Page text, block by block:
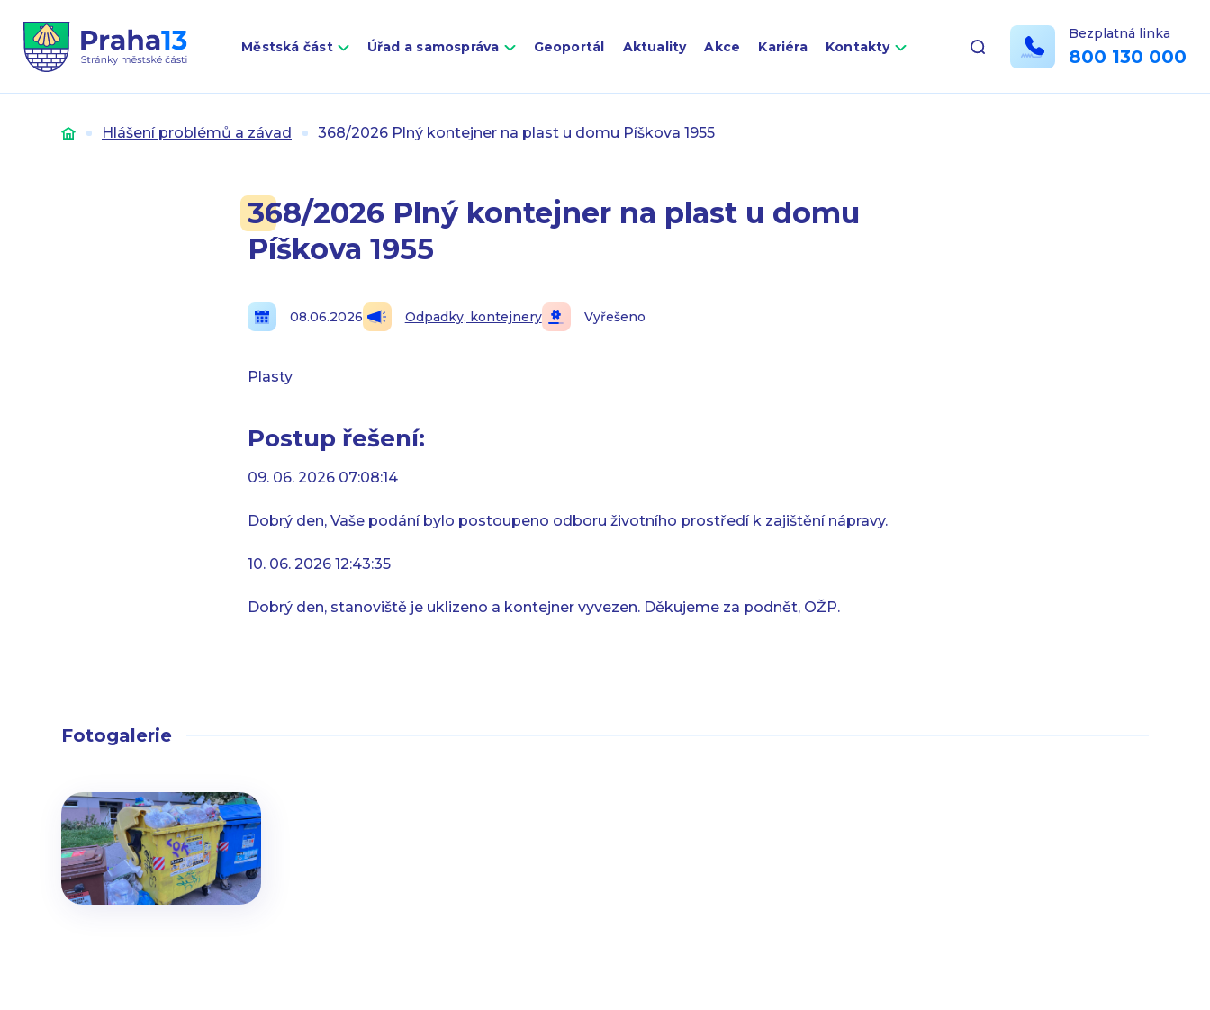
Městská část Úřad a samospráva Geoportál Aktuality Akce Kariéra Kontakty
Bezplatná linka
800 130 000
Úvod Hlášení problémů a závad 368/2026 Plný kontejner na plast u domu Píškova 1955
368/2026 Plný kontejner na plast u domu
Píškova 1955
08.06.2026 Odpadky, kontejnery Vyřešeno
Plasty
Postup řešení:
09. 06. 2026 07:08:14
Dobrý den, Vaše podání bylo postoupeno odboru životního prostředí k zajištění nápravy.
10. 06. 2026 12:43:35
Dobrý den, stanoviště je uklizeno a kontejner vyvezen. Děkujeme za podnět, OŽP.
Fotogalerie